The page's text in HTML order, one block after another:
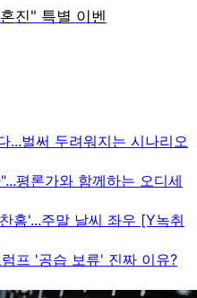
...벌써 두려워지는 시나리오
평론가와 함께하는 오디세
홈'...주말 날씨 좌우 [Y녹취
프 '공습 보류' 진짜 이유?